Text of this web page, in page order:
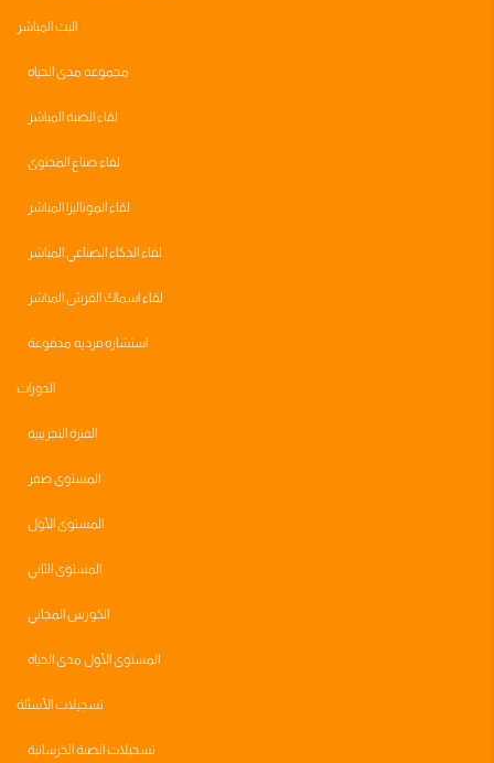
البث المباشر
مجموعه مدى الحياه
لقاء الصبة المباشر
لقاء صناع المحتوى
لقاء الموناليزا المباشر
لقاء الذكاء الصناعي المباشر
لقاء اسماك القرش المباشر
استشاره فرديه مدفوعة
الدورات
الفترة التجريبية
المستوى صفر
المستوى الأول
المستوى الثاني
الكورس المجاني
المستوى الأول مدى الحياه
تسجيلات الأسئلة
تسجيلات الصبة الخرسانية